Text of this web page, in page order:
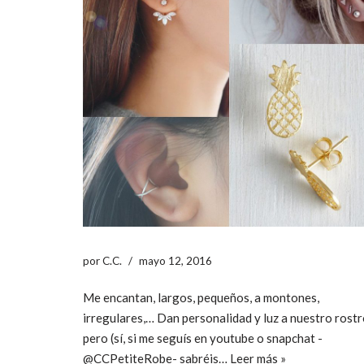
porC.C. mayo 12, 2016
Me encantan, largos, pequeños, a montones,
irregulares,… Dan personalidad y luz a nuestro
pero (sí, si me seguís en youtube o snapchat -
@CCPetiteRobe- sabréis… Leer más »